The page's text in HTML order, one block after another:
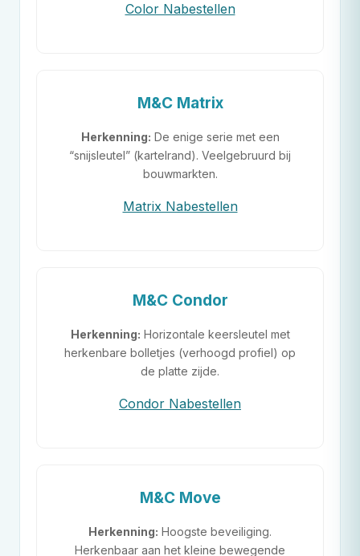
Color Nabestellen
M&CMatrix
Herkenning: De enige serie met een
“snijsleutel” (kartelrand). Veelgebruurd bij
bouwmarkten.
Matrix Nabestellen
M&CCondor
Herkenning: Horizontale keersleutel met
herkenbare bolletjes (verhoogd profiel) op
de platte zijde.
Condor Nabestellen
M&CMove
Herkenning: Hoogste beveiliging.
Herkenbaar aan het kleine bewegende